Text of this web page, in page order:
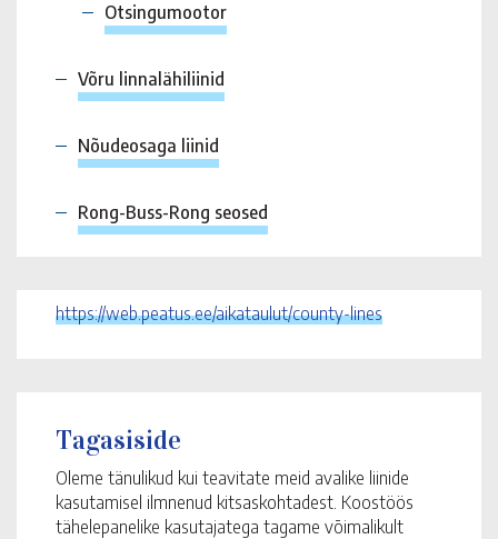
Otsingumootor
Võru linnalähiliinid
Nõudeosaga liinid
Rong-Buss-Rong seosed
https://web.peatus.ee/aikataulut/county-lines
Tagasiside
Oleme tänulikud kui teavitate meid avalike liinide
kasutamisel ilmnenud kitsaskohtadest. Koostöös
tähelepanelike kasutajatega tagame võimalikult